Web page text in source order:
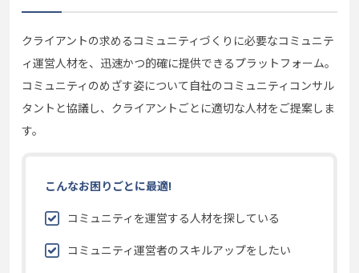
クライアントの求めるコミュニティづくりに必要なコミュニテ
ィ運営人材を、迅速かつ的確に提供できるプラットフォーム。
コミュニティのめざす姿について自社のコミュニティコンサル
タントと協議し、クライアントごとに適切な人材をご提案しま
す。
こんなお困りごとに最適!
コミュニティを運営する人材を探している
コミュニティ運営者のスキルアップをしたい